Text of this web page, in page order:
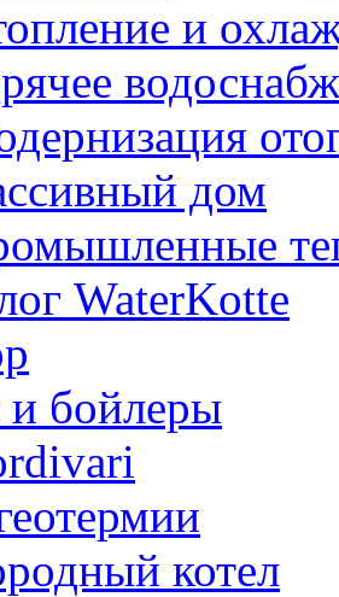
и
дом
WaterKotte
и бойлеры
котел